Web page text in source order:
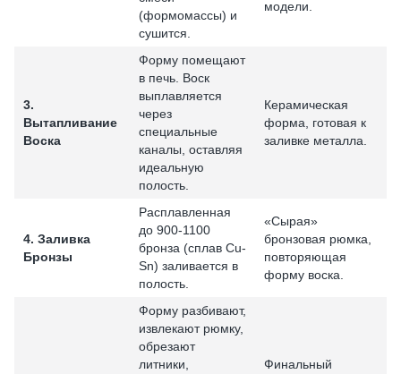
(формомассы) и
сушится.
модели.
3.
Вытапливание
Воска
Форму помещают
в печь. Воск
выплавляется
через
специальные
каналы, оставляя
идеальную
полость.
Керамическая
форма, готовая к
заливке металла.
4. Заливка
Бронзы
Расплавленная
до 900-1100
бронза (сплав Cu-
Sn) заливается в
полость.
«Сырая»
бронзовая рюмка,
повторяющая
форму воска.
Форму разбивают,
извлекают рюмку,
обрезают
литники,
Финальный